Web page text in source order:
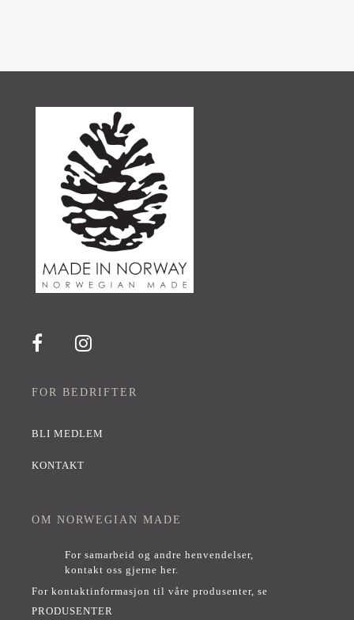
FOR BEDRIFTER
BLI MEDLEM
KONTAKT
OM NORWEGIAN MADE
For samarbeid og andre henvendelser,
kontakt oss gjerne her.
For kontaktinformasjon til våre produsenter, se
PRODUSENTER